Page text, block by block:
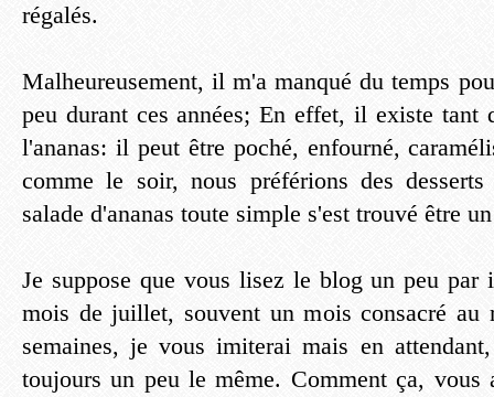
régalés.
Malheureusement, il m'a manqué du temps
peu durant ces années; En effet, il existe tant
l'ananas: il peut être poché, enfourné,
comme le soir, nous préférions des
salade d'ananas toute simple s'est trouvé être
Je suppose que vous lisez le blog un peu par
mois de juillet, souvent un mois consacré au
semaines, je vous imiterai mais en
toujours un peu le même. Comment ça, vous